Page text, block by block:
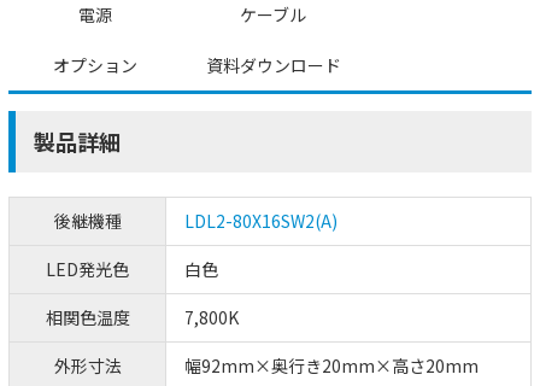
電源 ケーブル
オプション 資料ダウンロード
製品詳細
後継機種
LDL2-80X16SW2(A)
LED発光色
白色
相関色温度
7,800K
外形寸法
幅92mm×奥行き20mm×高さ20mm